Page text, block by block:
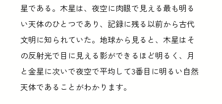
星である。木星は、夜空に肉眼で見える最も明る
い天体のひとつであり、記録に残る以前から古代
文明に知られていた。地球から見ると、木星はそ
の反射光で目に見える影ができるほど明るく、月
と金星に次いで夜空で平均して3番目に明るい自然
天体であることがわかります。